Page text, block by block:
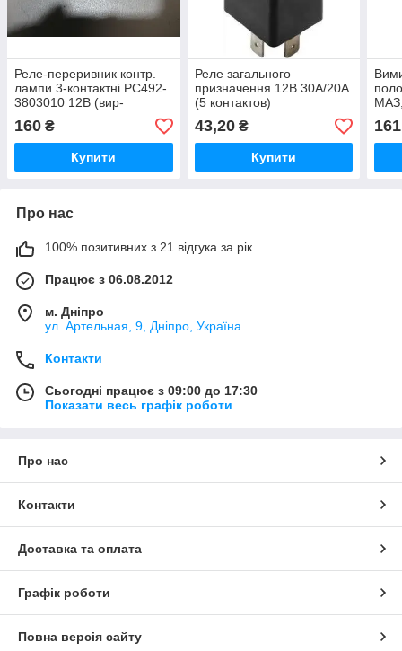
Реле-переривник контр.
лампи 3-контактні РС492-
3803010 12В (вир-
вог.Автоприлад)
160 ₴
Купити
Реле загального
призначення 12В 30А/20А
(5 контактов)
98.3777(Аналог 231.3747)
(вир-во "ЭМИ")
43,20₴
Купити
Про нас
100% позитивних з 21 відгука за рік
Працює з 06.08.2012
м. Дніпро
ул. Артельная, 9, Дніпро, Україна
Контакти
Сьогодні працює з 09:00 до 17:30
Показати весь графік роботи
Про нас
Контакти
Доставка та оплата
Графік роботи
Повна версія сайту